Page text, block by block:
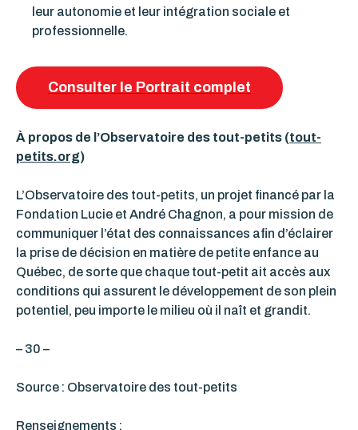
leur autonomie et leur intégration sociale et
professionnelle.
Consulter le Portrait complet
À propos de l’Observatoire des tout-petits (tout-
petits.org)
L’Observatoire des tout-petits, un projet financé par la
Fondation Lucie et André Chagnon, a pour mission de
communiquer l’état des connaissances afin d’éclairer
la prise de décision en matière de petite enfance au
Québec, de sorte que chaque tout-petit ait accès aux
conditions qui assurent le développement de son plein
potentiel, peu importe le milieu où il naît et grandit.
– 30 –
Source : Observatoire des tout-petits
Renseignements :